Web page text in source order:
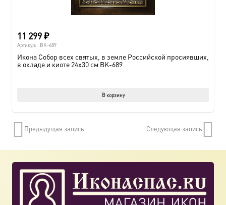
11 299₽
Артикул: BK-689
Икона Собор всех святых, в земле Российской просиявших,
в окладе и киоте 24х30 см BK-689
В корзину
Предыдущая запись Следующая запись